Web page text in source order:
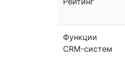
Функции
CRM-систем